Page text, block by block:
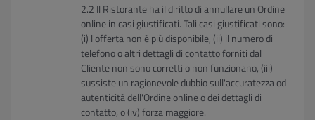
Il Ristorante ha il diritto di annullare un Ordine
online in casi giustificati. Tali casi giustificati sono:
(i) l'offerta non è più disponibile, (ii) il numero di
telefono o altri dettagli di contatto forniti dal
Cliente non sono corretti o non funzionano, (iii)
sussiste un ragionevole dubbio sull'accuratezza od
autenticità dell'Ordine online o dei dettagli di
contatto, o (iv) forza maggiore.